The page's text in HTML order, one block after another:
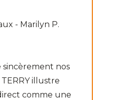
- Marilyn P.
nos
illustre
comme une